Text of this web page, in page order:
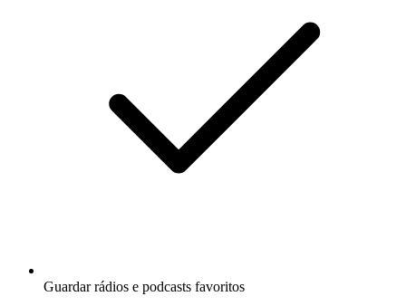
Guardar rádios e podcasts favoritos